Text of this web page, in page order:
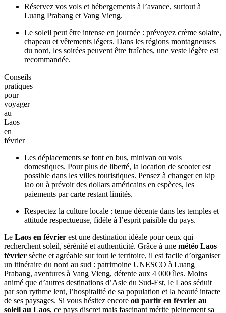
Classé au patrimoine mondial de l’UNESCO,Wat Phouest une
meilleures destinations ensoleillées au Laos en février
origines remontent au Ve siècle, fut un centre spirituel majeur de
l’empire khmer.
Son architecture présente des similitudes avec Angkor Wat,
notamment dans ses escaliers monumentaux et ses sculptures
finement ciselées. Niché au pied du mont Phou Kao, le site offre une
vue spectaculaire sur la plaine et le Mékong. C’est un lieu chargé
d’histoire, idéal pour enrichir un voyage au
Si Phan Don, les 4000 îles
Située à environ 150 km au sud de Pakse, la région deSi Phan Don
est composée de milliers d’îles disséminées sur le Mékong. Réputée
pour son atmosphère paisible et son rythme de vie lent, elle
représente l’essence même d’une destination soleil Laos février
tournée vers la détente.
Si vous vous demandezoù partir en février au soleil au Laos, les
îles de Don Det et Don Khon sont les plus populaires. On peut y
faire du kayak, du vélo à travers les villages, se reposer dans un
hamac au bord de l’eau et, avec un peu de chance, apercevoir les
rares dauphins d’Irrawaddy.
Découvrir
Don
Khone
Non loin de là, la petite ville de Champasak séduit par ses maisons
anciennes et son ambiance traditionnelle. Elle constitue une halte